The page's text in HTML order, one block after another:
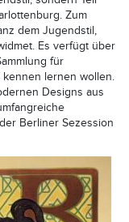
Zum
dem Jugendstil,
Es verfügt über
für
lernen wollen.
Designs aus
Berliner Sezession